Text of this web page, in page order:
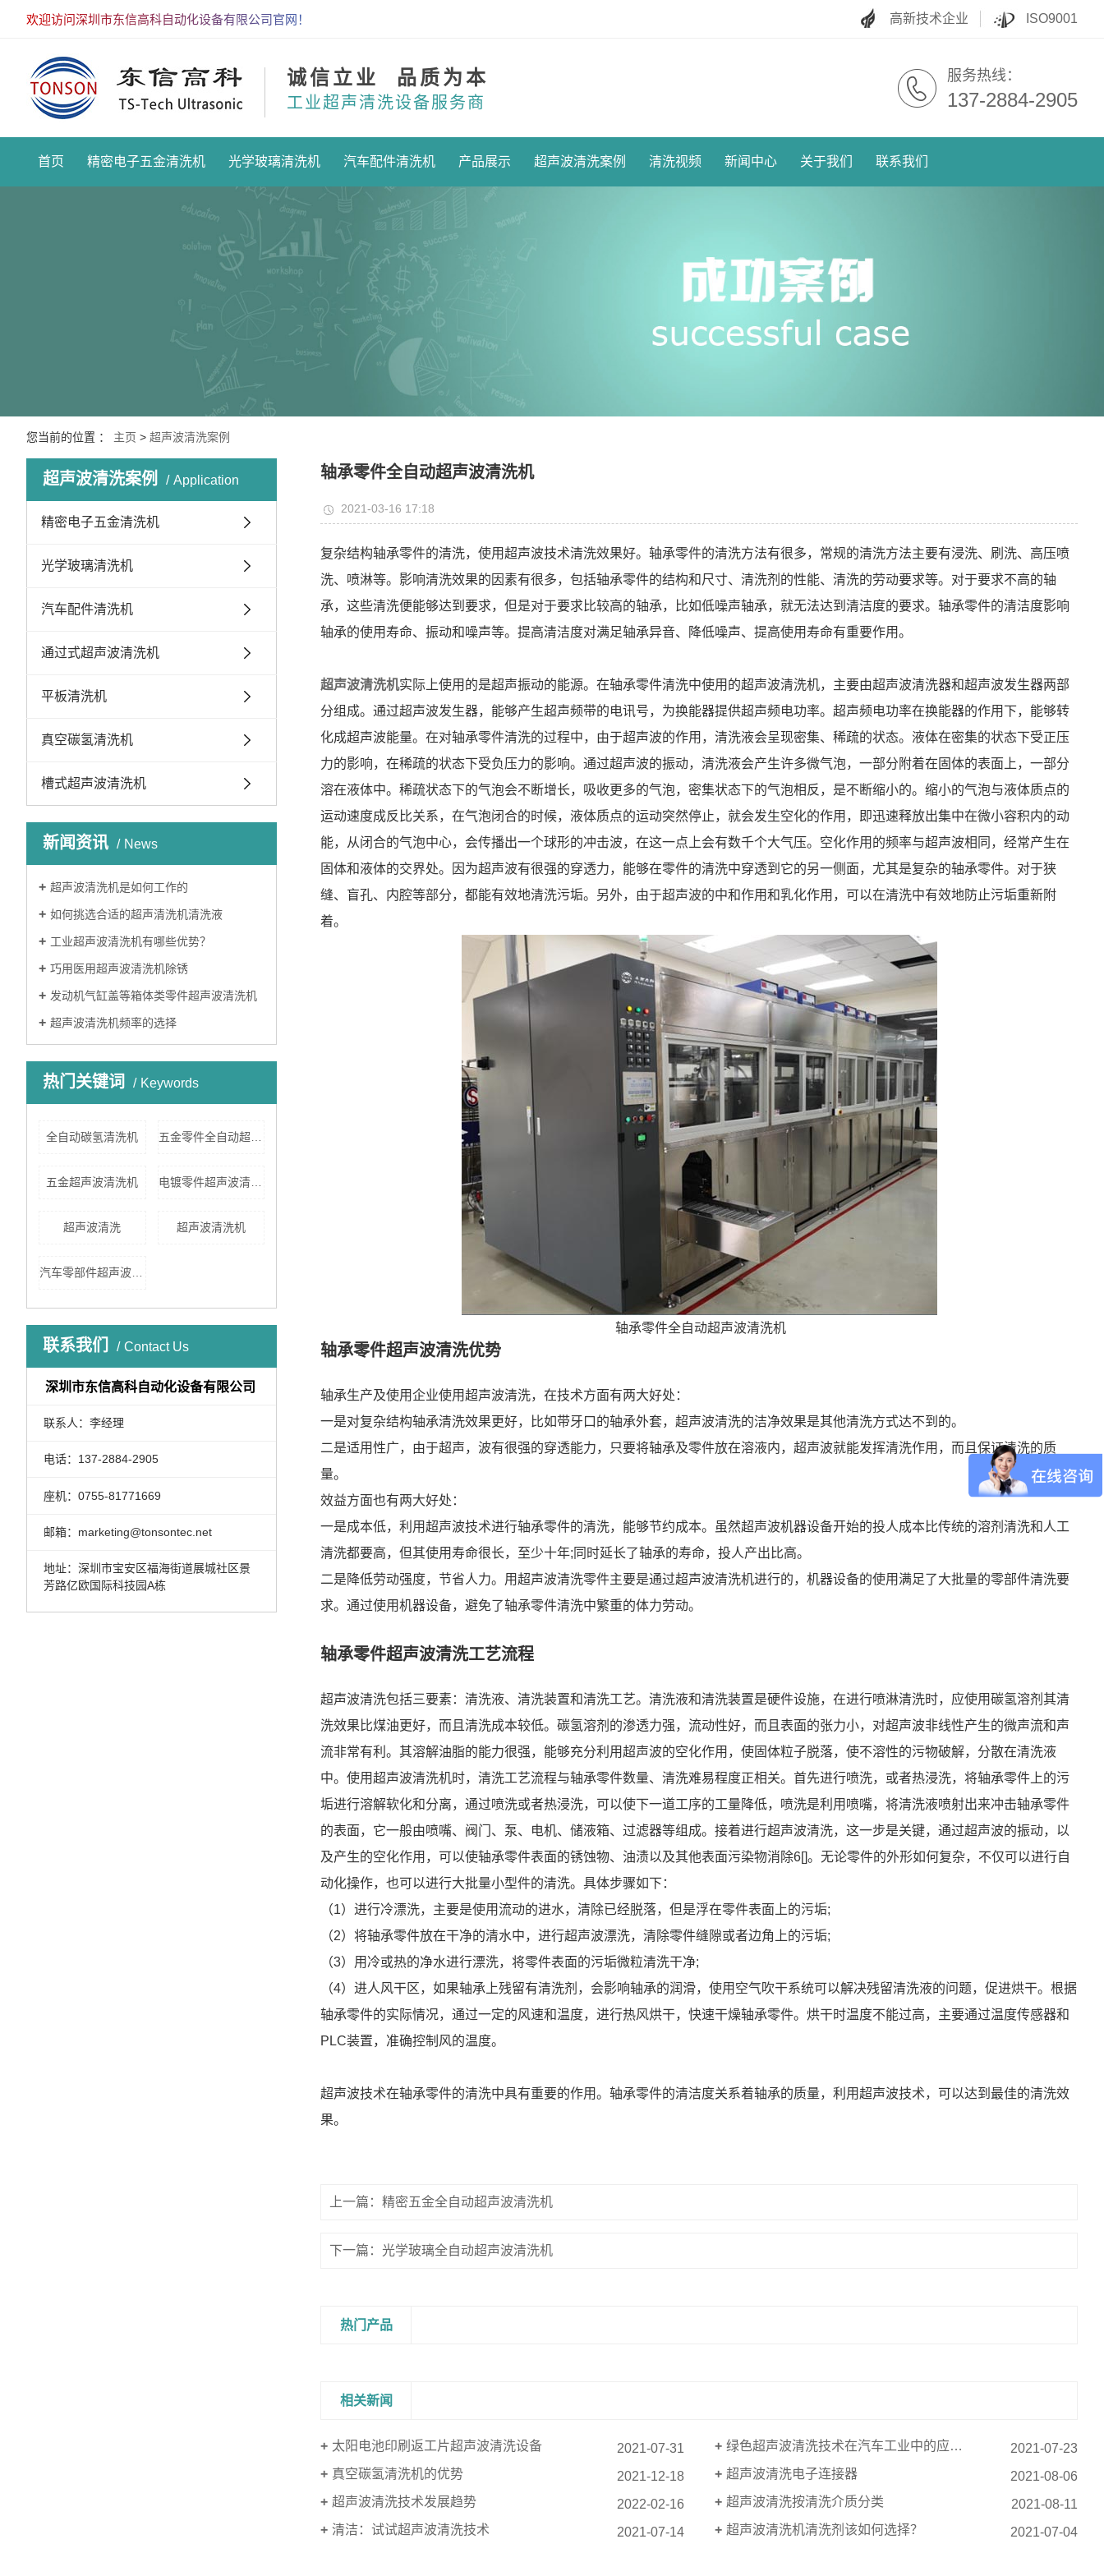
欢迎访问深圳市东信高科自动化设备有限公司官网！ 高新技术企业 ISO9001
诚信立业 品质为本
工业超声清洗设备服务商
服务热线：
137-2884-2905
首页 精密电子五金清洗机 光学玻璃清洗机 汽车配件清洗机 产品展示 超声波清洗案例 清洗视频 新闻中心 关于我们 联系我们
您当前的位置 ： 主页 > 超声波清洗案例
超声波清洗案例 Application
精密电子五金清洗机
光学玻璃清洗机
汽车配件清洗机
通过式超声波清洗机
平板清洗机
真空碳氢清洗机
槽式超声波清洗机
新闻资讯 News
超声波清洗机是如何工作的
如何挑选合适的超声清洗机清洗液
工业超声波清洗机有哪些优势？
巧用医用超声波清洗机除锈
发动机气缸盖等箱体类零件超声波清洗机
超声波清洗机频率的选择
热门关键词 Keywords
全自动碳氢清洗机
五金超声波清洗机 电镀零件超声波清洗机
超声波清洗 超声波清洗机
联系我们 Contact Us
深圳市东信高科自动化设备有限公司
联系人：李经理
电话：137-2884-2905
座机：0755-81771669
邮箱：marketing@tonsontec.net
地址：深圳市宝安区福海街道展城社区景
芳路亿欧国际科技园A栋
轴承零件全自动超声波清洗机
2021-03-16 17:18
复杂结构轴承零件的清洗，使用超声波技术清洗效果好。轴承零件的清洗方法有很多，常规的清洗方法主要有浸洗、刷洗、高压喷
洗、喷淋等。影响清洗效果的因素有很多，包括轴承零件的结构和尺寸、清洗剂的性能、清洗的劳动要求等。对于要求不高的轴
承，这些清洗便能够达到要求，但是对于要求比较高的轴承，比如低噪声轴承，就无法达到清洁度的要求。轴承零件的清洁度影响
轴承的使用寿命、振动和噪声等。提高清洁度对满足轴承异音、降低噪声、提高使用寿命有重要作用。
超声波清洗机实际上使用的是超声振动的能源。在轴承零件清洗中使用的超声波清洗机，主要由超声波清洗器和超声波发生器两部
分组成。通过超声波发生器，能够产生超声频带的电讯号，为换能器提供超声频电功率。超声频电功率在换能器的作用下，能够转
化成超声波能量。在对轴承零件清洗的过程中，由于超声波的作用，清洗液会呈现密集、稀疏的状态。液体在密集的状态下受正压
力的影响，在稀疏的状态下受负压力的影响。通过超声波的振动，清洗液会产生许多微气泡，一部分附着在固体的表面上，一部分
溶在液体中。稀疏状态下的气泡会不断增长，吸收更多的气泡，密集状态下的气泡相反，是不断缩小的。缩小的气泡与液体质点的
运动速度成反比关系，在气泡闭合的时候，液体质点的运动突然停止，就会发生空化的作用，即迅速释放出集中在微小容积内的动
能，从闭合的气泡中心，会传播出一个球形的冲击波，在这一点上会有数千个大气压。空化作用的频率与超声波相同，经常产生在
固体和液体的交界处。因为超声波有很强的穿透力，能够在零件的清洗中穿透到它的另一侧面，尤其是复杂的轴承零件。对于狭
缝、盲孔、内腔等部分，都能有效地清洗污垢。另外，由于超声波的中和作用和乳化作用，可以在清洗中有效地防止污垢重新附
着。
轴承零件全自动超声波清洗机
轴承零件超声波清洗优势
轴承生产及使用企业使用超声波清洗，在技术方面有两大好处：
一是对复杂结构轴承清洗效果更好，比如带牙口的轴承外套，超声波清洗的洁净效果是其他清洗方式达不到的。
二是适用性广，由于超声，波有很强的穿透能力，只要将轴承及零件放在溶液内，超声波就能发挥清洗作用，而且保证清洗的质
量。
效益方面也有两大好处：
一是成本低，利用超声波技术进行轴承零件的清洗，能够节约成本。虽然超声波机器设备开始的投人成本比传统的溶剂清洗和人工
清洗都要高，但其使用寿命很长，至少十年;同时延长了轴承的寿命，投人产出比高。
二是降低劳动强度，节省人力。用超声波清洗零件主要是通过超声波清洗机进行的，机器设备的使用满足了大批量的零部件清洗要
求。通过使用机器设备，避免了轴承零件清洗中繁重的体力劳动。
轴承零件超声波清洗工艺流程
超声波清洗包括三要素：清洗液、清洗装置和清洗工艺。清洗液和清洗装置是硬件设施，在进行喷淋清洗时，应使用碳氢溶剂其清
洗效果比煤油更好，而且清洗成本较低。碳氢溶剂的渗透力强，流动性好，而且表面的张力小，对超声波非线性产生的微声流和声
流非常有利。其溶解油脂的能力很强，能够充分利用超声波的空化作用，使固体粒子脱落，使不溶性的污物破解，分散在清洗液
中。使用超声波清洗机时，清洗工艺流程与轴承零件数量、清洗难易程度正相关。首先进行喷洗，或者热浸洗，将轴承零件上的污
垢进行溶解软化和分离，通过喷洗或者热浸洗，可以使下一道工序的工量降低，喷洗是利用喷嘴，将清洗液喷射出来冲击轴承零件
的表面，它一般由喷嘴、阀门、泵、电机、储液箱、过滤器等组成。接着进行超声波清洗，这一步是关键，通过超声波的振动，以
及产生的空化作用，可以使轴承零件表面的锈蚀物、油渍以及其他表面污染物消除6[]。无论零件的外形如何复杂，不仅可以进行自
动化操作，也可以进行大批量小型件的清洗。具体步骤如下：
（1）进行冷漂洗，主要是使用流动的进水，清除已经脱落，但是浮在零件表面上的污垢;
（2）将轴承零件放在干净的清水中，进行超声波漂洗，清除零件缝隙或者边角上的污垢;
（3）用冷或热的净水进行漂洗，将零件表面的污垢微粒清洗干净;
（4）进人风干区，如果轴承上残留有清洗剂，会影响轴承的润滑，使用空气吹干系统可以解决残留清洗液的问题，促进烘干。根据
轴承零件的实际情况，通过一定的风速和温度，进行热风烘干，快速干燥轴承零件。烘干时温度不能过高，主要通过温度传感器和
PLC装置，准确控制风的温度。
超声波技术在轴承零件的清洗中具有重要的作用。轴承零件的清洁度关系着轴承的质量，利用超声波技术，可以达到最佳的清洗效
果。
上一篇：精密五金全自动超声波清洗机
下一篇：光学玻璃全自动超声波清洗机
热门产品
相关新闻
太阳电池印刷返工片超声波清洗设备 2021-07-31 绿色超声波清洗技术在汽车工业中的应用方向
2021-07-23
真空碳氢清洗机的优势
2021-12-18 超声波清洗电子连接器
2021-08-06
超声波清洗技术发展趋势
2022-02-16 超声波清洗按清洗介质分类
2021-08-11
清洁：试试超声波清洗技术
2021-07-14 超声波清洗机清洗剂该如何选择？ 2021-07-04